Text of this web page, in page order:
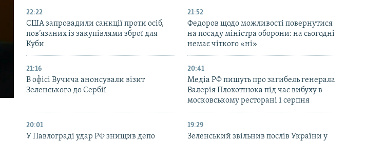
22:22
США запровадили санкції проти осіб,
пов’язаних із закупівлями зброї для
Куби
21:52
Федоров щодо можливості повернутися
на посаду міністра оборони: на сьогодні
немає чіткого «ні»
21:16
В офісі Вучича анонсували візит
Зеленського до Сербії
20:41
Медіа РФ пишуть про загибель генерала
Валерія Плохотнюка під час вибуху в
московському ресторані 1 серпня
20:01
У Павлограді удар РФ знищив депо
19:29
Зеленський звільнив послів України у